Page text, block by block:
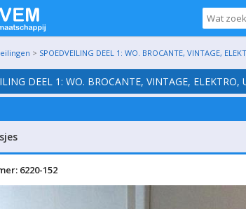
> SPOEDVEILING DEEL 1: WO. BROCANTE, VINTAGE,
DEEL 1: WO. BROCANTE, VINTAGE,
6220-152